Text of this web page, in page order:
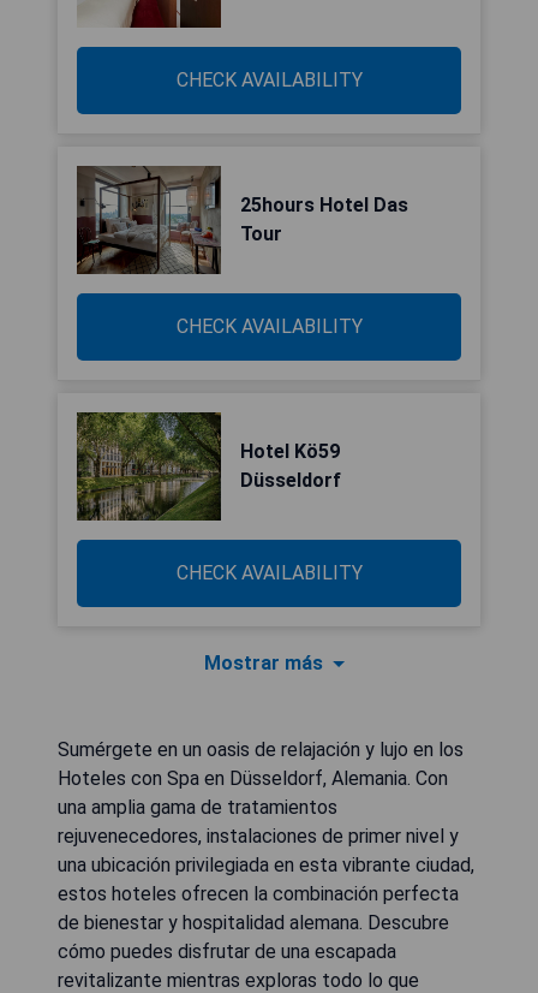
CHECK AVAILABILITY
25hours Hotel Das
Tour
CHECK AVAILABILITY
Hotel Kö59
Düsseldorf
CHECK AVAILABILITY
Mostrar más
Sumérgete en un oasis de relajación y lujo en los
Hoteles con Spa en Düsseldorf, Alemania. Con
una amplia gama de tratamientos
rejuvenecedores, instalaciones de primer nivel y
una ubicación privilegiada en esta vibrante ciudad,
estos hoteles ofrecen la combinación perfecta
de bienestar y hospitalidad alemana. Descubre
cómo puedes disfrutar de una escapada
revitalizante mientras exploras todo lo que